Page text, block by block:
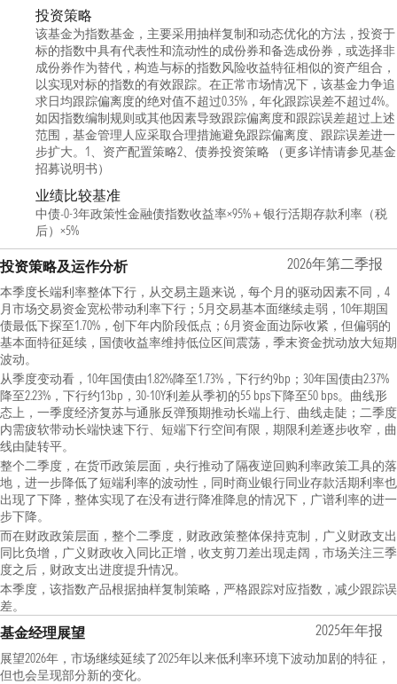
投资策略
该基金为指数基金，主要采用抽样复制和动态优化的方法，投资于
标的指数中具有代表性和流动性的成份券和备选成份券，或选择非
成份券作为替代，构造与标的指数风险收益特征相似的资产组合，
以实现对标的指数的有效跟踪。在正常市场情况下，该基金力争追
求日均跟踪偏离度的绝对值不超过0.35%，年化跟踪误差不超过4%。
如因指数编制规则或其他因素导致跟踪偏离度和跟踪误差超过上述
范围，基金管理人应采取合理措施避免跟踪偏离度、跟踪误差进一
步扩大。1、资产配置策略2、债券投资策略 （更多详情请参见基金
招募说明书）
业绩比较基准
中债-0-3年政策性金融债指数收益率×95%＋银行活期存款利率（税
后）×5%
投资策略及运作分析 2026年第二季报
本季度长端利率整体下行，从交易主题来说，每个月的驱动因素不同，4
月市场交易资金宽松带动利率下行；5月交易基本面继续走弱，10年期国
债最低下探至1.70%，创下年内阶段低点；6月资金面边际收紧，但偏弱的
基本面特征延续，国债收益率维持低位区间震荡，季末资金扰动放大短期
波动。
从季度变动看，10年国债由1.82%降至1.73%，下行约9bp；30年国债由2.37%
降至2.23%，下行约13bp，30-10Y利差从季初的55 bps下降至50 bps。曲线形
态上，一季度经济复苏与通胀反弹预期推动长端上行、曲线走陡；二季度
内需疲软带动长端快速下行、短端下行空间有限，期限利差逐步收窄，曲
线由陡转平。
整个二季度，在货币政策层面，央行推动了隔夜逆回购利率政策工具的落
地，进一步降低了短端利率的波动性，同时商业银行同业存款活期利率也
出现了下降，整体实现了在没有进行降准降息的情况下，广谱利率的进一
步下降。
而在财政政策层面，整个二季度，财政政策整体保持克制，广义财政支出
同比负增，广义财政收入同比正增，收支剪刀差出现走阔，市场关注三季
度之后，财政支出进度提升情况。
本季度，该指数产品根据抽样复制策略，严格跟踪对应指数，减少跟踪误
差。
基金经理展望 2025年年报
展望2026年，市场继续延续了2025年以来低利率环境下波动加剧的特征，
但也会呈现部分新的变化。